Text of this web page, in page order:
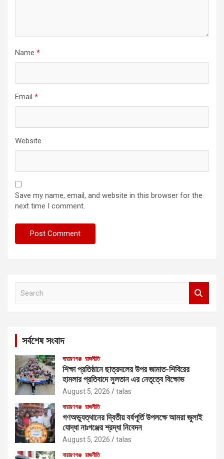
Name *
Email *
Website
Save my name, email, and website in this browser for the
next time I comment.
সর্বশেষ সংবাদ
নারায়ণগঞ্জ রাজনীতি
শিক্ষা প্রতিষ্ঠানে ছাত্রদলের উপর জামাত-শিবিরের
হামলার প্রতিবাদে সুলতান এর নেতৃত্বে বিক্ষোভ
August 5, 2026 talas
নারায়ণগঞ্জ রাজনীতি
গণঅভ্যুত্থানের দ্বিতীয় বর্ষপূর্তি উপলক্ষে আমরা জুলাই
যোদ্ধা নাঃগঞ্জের শ্রদ্ধা নিবেদন
August 5, 2026 talas
নারায়ণগঞ্জ রাজনীতি